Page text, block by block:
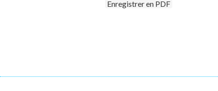
Enregistrer en PDF